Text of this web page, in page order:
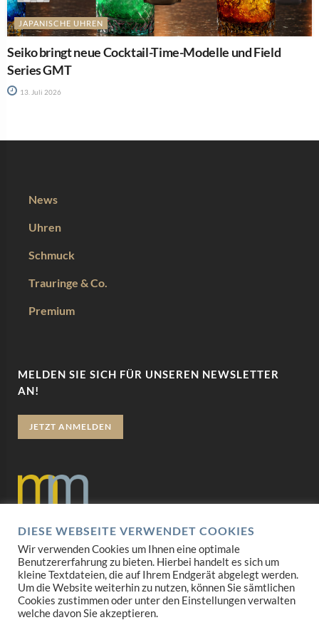
JAPANISCHE UHREN
Seiko bringt neue Cocktail-Time-Modelle und Field
Series GMT
13. Juli 2026
News
Uhren
Schmuck
Trauringe & Co.
Premium
MELDEN SIE SICH FÜR UNSEREN NEWSLETTER
AN!
JETZT ANMELDEN
Datenschutz
Impressum
AGB
DIESE WEBSEITE VERWENDET COOKIES
Wir verwenden Cookies um Ihnen eine optimale
Benutzererfahrung zu bieten. Hierbei handelt es sich um
kleine Textdateien, die auf Ihrem Endgerät abgelegt werden.
Um die Website weiterhin zu nutzen, können Sie sämtlichen
Cookies zustimmen oder unter den Einstellungen verwalten
welche davon Sie akzeptieren.